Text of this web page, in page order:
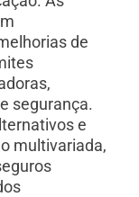
de
segurança.
e
multivariada,